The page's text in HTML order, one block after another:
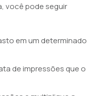
você pode seguir
em um determinado
de impressões que o